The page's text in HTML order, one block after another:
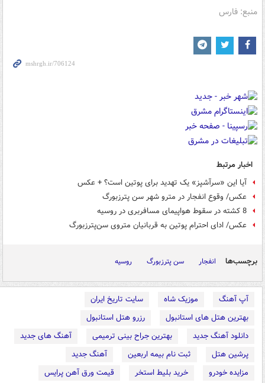
منبع: فارس
اخبار مرتبط
آیا این «سرآشپز» یک تهدید برای پوتین است؟ + عکس
عکس/ وقوع انفجار در مترو شهر سن پترزبورگ
8 کشته در سقوط هواپیمای مسافربری در روسیه
عکس/ ادای احترام پوتین به قربانیان متروی سن‌پترزبورگ
برچسب‌ها انفجار سن پترزبورگ روسیه
آپ آهنگ موزیک شاه
سایت تاریخ ایران
بهترین هتل های استانبول
رزرو هتل استانبول
دانلود آهنگ جدید
بهترین جراح بینی ترمیمی
آهنگ های جدید
پرشین هتل
ثبت نام بیمه اربعین
آهنگ جدید
مزایده خودرو
خرید بلیط استخر
قیمت ورق آهن پرایس